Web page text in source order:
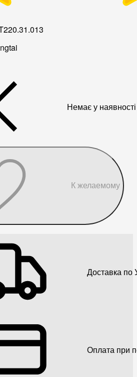
Немає у наявності
К желаемому
Доставка по
Оплата при